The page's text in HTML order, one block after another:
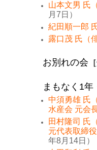
山本文男 氏
月7日）
紀田順一郎
露口茂 氏（
お別れの会 ［
まもなく1年
中須勇雄 氏
水産会 元会長
田村隆司 氏
元代表取締
年8月14日）